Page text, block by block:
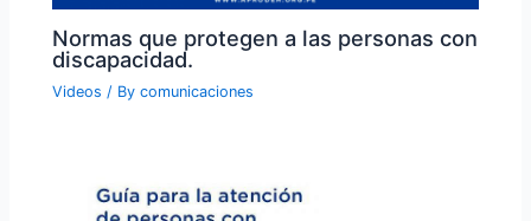
Normas que protegen a las personas con
discapacidad.
Videos / Bycomunicaciones